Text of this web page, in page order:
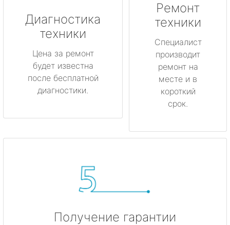
Диагностика
техники
Цена за ремонт
будет известна
после бесплатной
диагностики.
Ремонт
техники
Специалист
производит
ремонт на
месте и в
короткий
срок.
Получение гарантии